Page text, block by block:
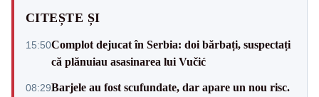
CITEȘTE ȘI
15:50Complot dejucat în Serbia: doi bărbați, suspectați
că plănuiau asasinarea lui Vučić
08:29Barjele au fost scufundate, dar apare un nou risc.